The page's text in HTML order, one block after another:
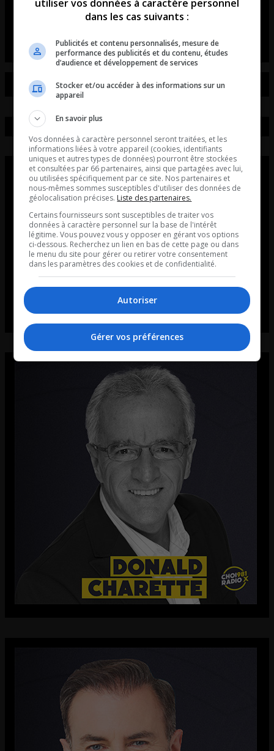
utiliser vos données à caractère personnel
dans les cas suivants :
Publicités et contenu personnalisés, mesure de
performance des publicités et du contenu, études
d’audience et développement de services
Stocker et/ou accéder à des informations sur un
appareil
En savoir plus
Vos données à caractère personnel seront traitées, et les
informations liées à votre appareil (cookies, identifiants
uniques et autres types de données) pourront être stockées
et consultées par 66 partenaires, ainsi que partagées avec lui,
ou utilisées spécifiquement par ce site. Nos partenaires et
nous-mêmes sommes susceptibles d'utiliser des données de
géolocalisation précises. Liste des partenaires.
Certains fournisseurs sont susceptibles de traiter vos
données à caractère personnel sur la base de l'intérêt
légitime. Vous pouvez vous y opposer en gérant vos options
ci-dessous. Recherchez un lien en bas de cette page ou dans
le menu du site pour gérer ou retirer votre consentement
dans les paramètres des cookies et de confidentialité.
Autoriser
Gérer vos préférences